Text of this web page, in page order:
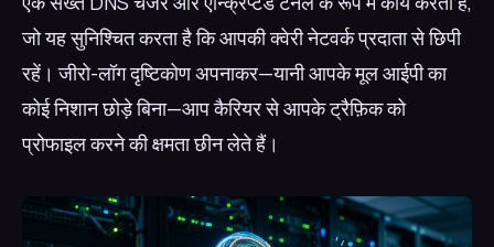
जो यह सुनिश्चित करता है कि आपकी क्वेरी नेटवर्क प्रदाता से छिपी
रहें। जीरो-लॉग दृष्टिकोण अपनाकर—यानी आपके मूल आईपी का
कोई निशान छोड़े बिना—आप कैरियर से आपके ट्रैफ़िक को
प्रोफाइल करने की क्षमता छीन लेते हैं।